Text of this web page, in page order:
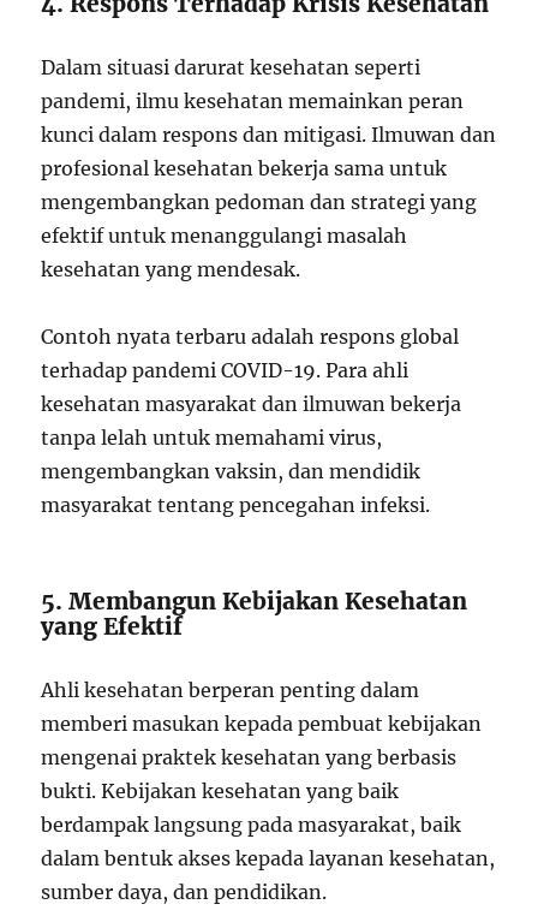
Dalam situasi darurat kesehatan seperti
pandemi, ilmu kesehatan memainkan peran
kunci dalam respons dan mitigasi. Ilmuwan dan
profesional kesehatan bekerja sama untuk
mengembangkan pedoman dan strategi yang
efektif untuk menanggulangi masalah
kesehatan yang mendesak.
Contoh nyata terbaru adalah respons global
terhadap pandemi COVID-19. Para ahli
kesehatan masyarakat dan ilmuwan bekerja
tanpa lelah untuk memahami virus,
mengembangkan vaksin, dan mendidik
masyarakat tentang pencegahan infeksi.
5. Membangun Kebijakan Kesehatan
yang Efektif
Ahli kesehatan berperan penting dalam
memberi masukan kepada pembuat kebijakan
mengenai praktek kesehatan yang berbasis
bukti. Kebijakan kesehatan yang baik
berdampak langsung pada masyarakat, baik
dalam bentuk akses kepada layanan kesehatan,
sumber daya, dan pendidikan.